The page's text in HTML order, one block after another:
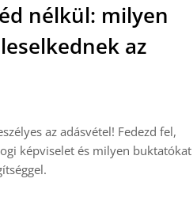
nélkül: milyen
az
az adásvétel! Fedezd fel,
képviselet és milyen buktatókat